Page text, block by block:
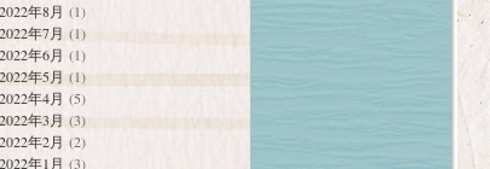
2022年8月 (1)
2022年7月(1)
2022年6月 (1)
2022年5月 (1)
2022年4月 (5)
年3月 (3)
2022年2月 (2)
2022年1月 (3)